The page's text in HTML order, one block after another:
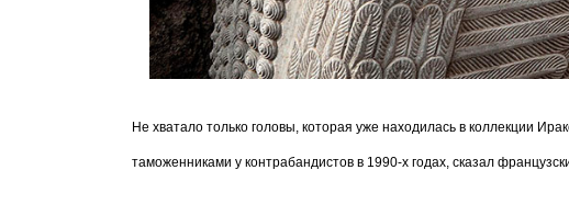
Не хватало только головы, которая уже находилась в коллекции
таможенниками у контрабандистов в 1990-х годах, сказал